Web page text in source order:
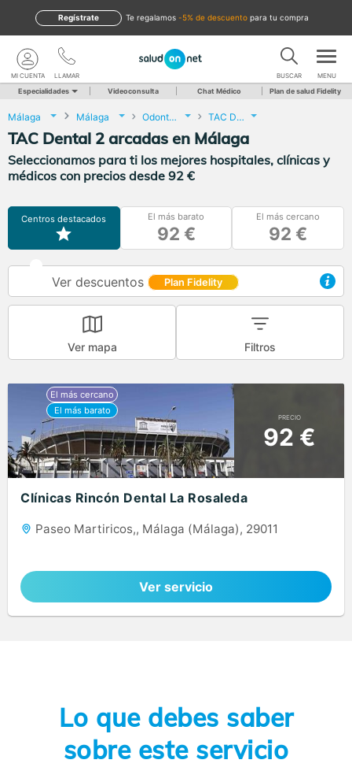
te regalamos -5% de descuento para tu compra
Regístrate
LLAMAR
MI CUENTA BUSCAR MENU
Especialidades Videoconsulta Chat Médico Plan de salud Fidelity
Málaga Málaga Odontología TAC Dental 2 arcadas
TAC Dental 2 arcadas en Málaga
Seleccionamos para ti los mejores hospitales, clínicas y
médicos con precios desde 92 €
Centros destacados El más barato
92 €
El más cercano
92 €
Ver descuentos Plan Fidelity
Ver mapa Filtros
PRECIO
92 €
Clínicas Rincón Dental La Rosaleda
Paseo Martiricos,, Málaga (Málaga), 29011
Ver servicio
Lo que debes saber
sobre este servicio